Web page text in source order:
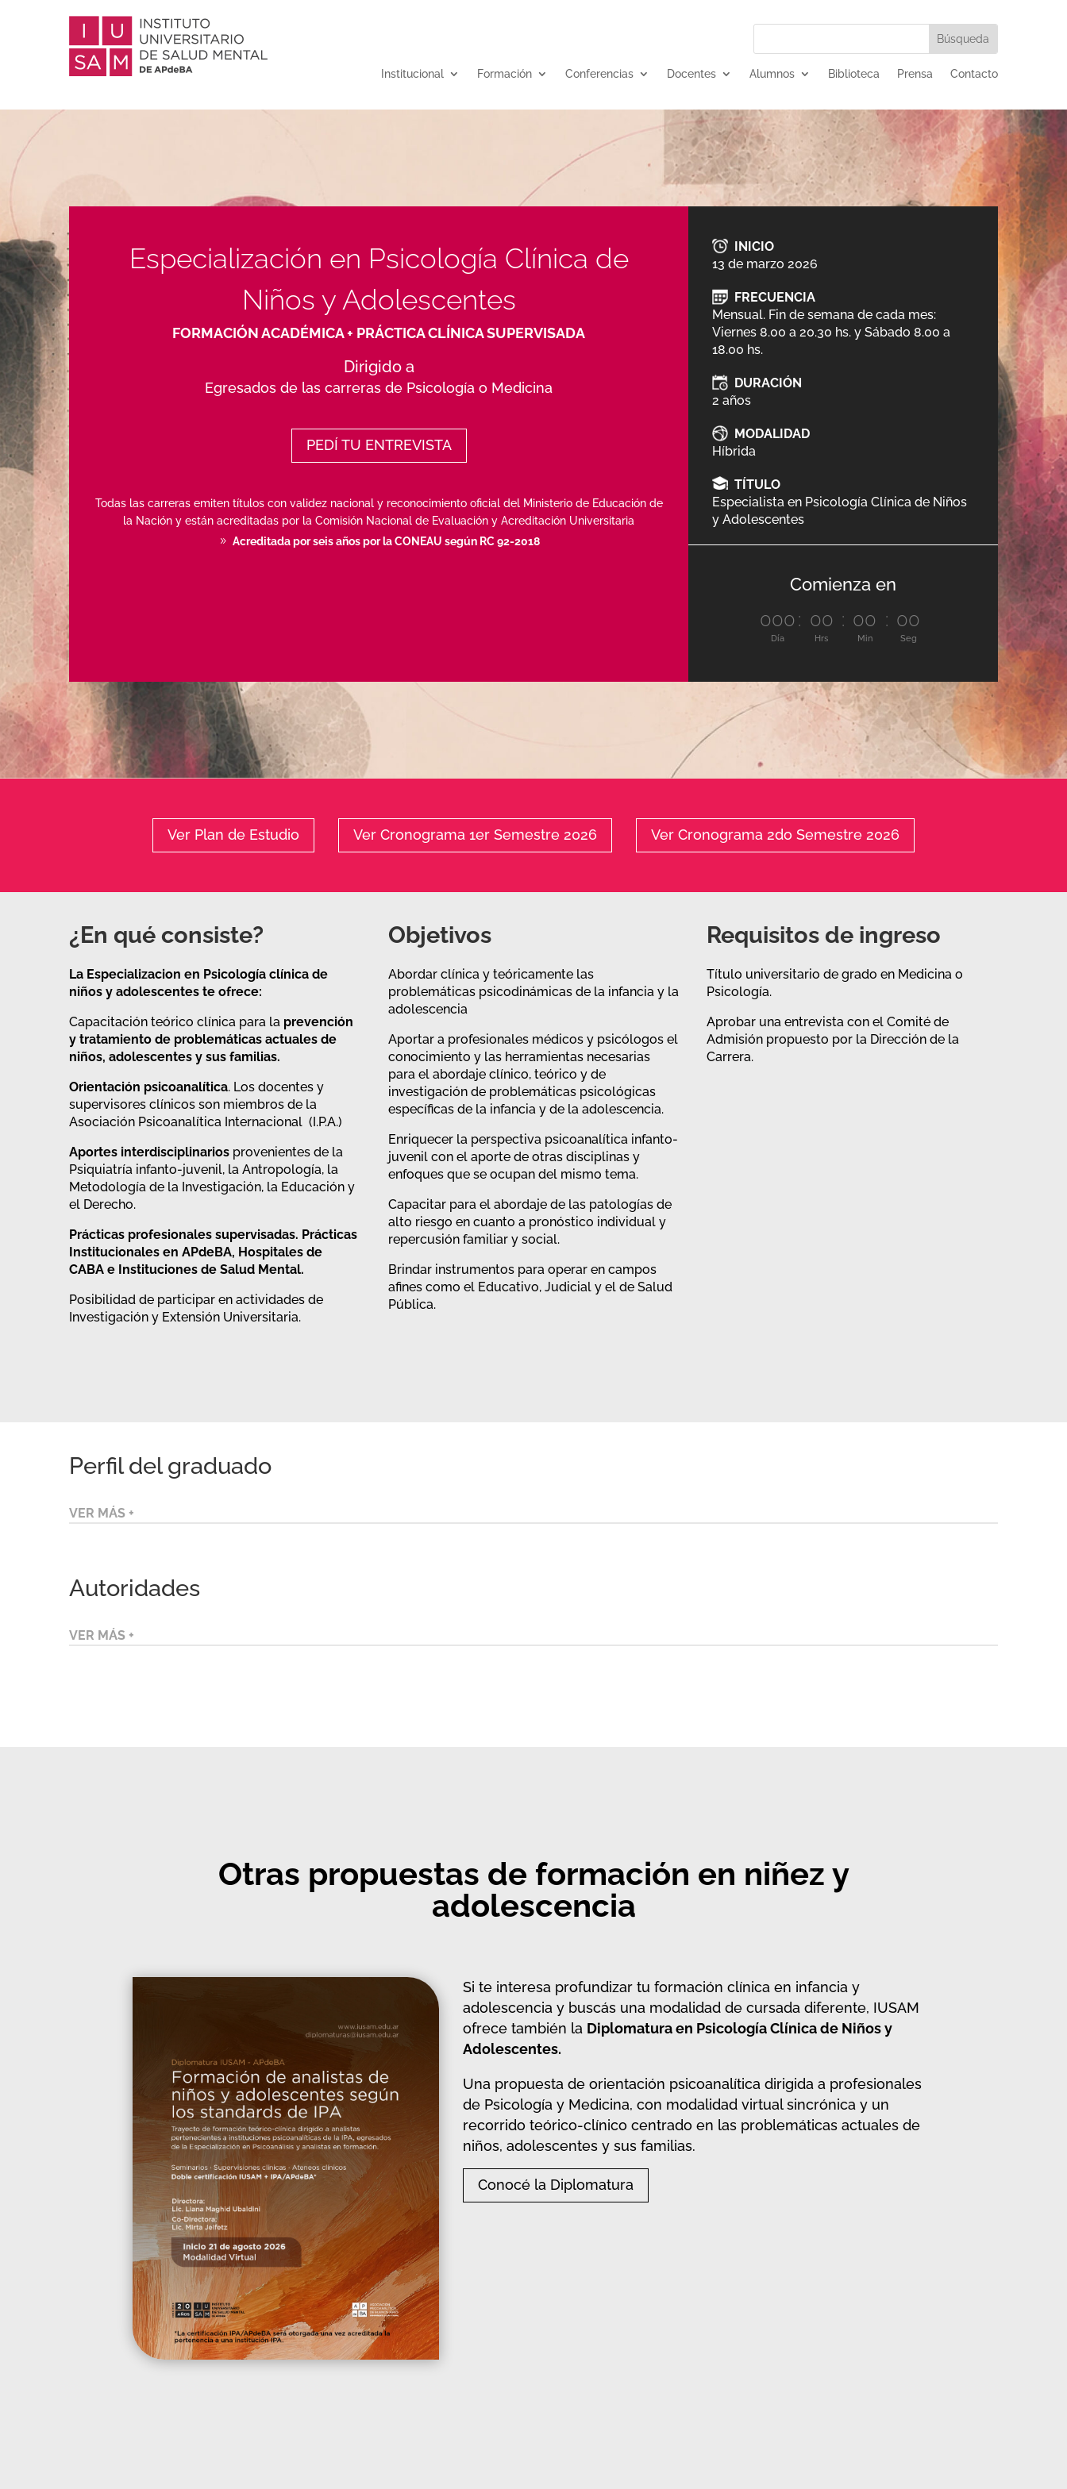
Institucional Formación Conferencias Docentes Alumnos Biblioteca Prensa Contacto
Especialización en Psicología Clínica de
Niños y Adolescentes
FORMACIÓN ACADÉMICA + PRÁCTICA CLÍNICA SUPERVISADA
Dirigido a
Egresados de las carreras de Psicología o Medicina
PEDÍ TU ENTREVISTA
Todas las carreras emiten títulos con validez nacional y reconocimiento oficial del Ministerio de Educación de
la Nación y están acreditadas por la Comisión Nacional de Evaluación y Acreditación Universitaria
Acreditada por seis años por la CONEAU según RC 92-2018
INICIO
13 de marzo 2026
FRECUENCIA
Mensual. Fin de semana de cada mes:
Viernes 8.00 a 20.30 hs. y Sábado 8.00 a
18.00 hs.
DURACIÓN
2 años
MODALIDAD
Híbrida
TÍTULO
Especialista en Psicología Clínica de Niños
y Adolescentes
Comienza en
000
Día
: 00
Hrs
: 00
Min
: 00
Seg
Ver Plan de Estudio Ver Cronograma 1er Semestre 2026 Ver Cronograma 2do Semestre 2026
¿En qué consiste?
La Especializacion en Psicología clínica de
niños y adolescentes te ofrece:
Capacitación teórico clínica para la prevención
y tratamiento de problemáticas actuales de
niños, adolescentes y sus familias.
Orientación psicoanalítica. Los docentes y
supervisores clínicos son miembros de la
Asociación Psicoanalítica Internacional (I.P.A.)
Aportes interdisciplinarios provenientes de la
Psiquiatría infanto-juvenil, la Antropología, la
Metodología de la Investigación, la Educación y
el Derecho.
Prácticas profesionales supervisadas. Prácticas
Institucionales en APdeBA, Hospitales de
CABA e Instituciones de Salud Mental.
Posibilidad de participar en actividades de
Investigación y Extensión Universitaria.
Objetivos
Abordar clínica y teóricamente las
problemáticas psicodinámicas de la infancia y la
adolescencia
Aportar a profesionales médicos y psicólogos el
conocimiento y las herramientas necesarias
para el abordaje clínico, teórico y de
investigación de problemáticas psicológicas
específicas de la infancia y de la adolescencia.
Enriquecer la perspectiva psicoanalítica infanto-
juvenil con el aporte de otras disciplinas y
enfoques que se ocupan del mismo tema.
Capacitar para el abordaje de las patologías de
alto riesgo en cuanto a pronóstico individual y
repercusión familiar y social.
Brindar instrumentos para operar en campos
afines como el Educativo, Judicial y el de Salud
Pública.
Requisitos de ingreso
Título universitario de grado en Medicina o
Psicología.
Aprobar una entrevista con el Comité de
Admisión propuesto por la Dirección de la
Carrera.
Perfil del graduado
VER MÁS +
Autoridades
VER MÁS +
Otras propuestas de formación en niñez y
adolescencia
Si te interesa profundizar tu formación clínica en infancia y
adolescencia y buscás una modalidad de cursada diferente, IUSAM
ofrece también la Diplomatura en Psicología Clínica de Niños y
Adolescentes.
Una propuesta de orientación psicoanalítica dirigida a profesionales
de Psicología y Medicina, con modalidad virtual sincrónica y un
recorrido teórico-clínico centrado en las problemáticas actuales de
niños, adolescentes y sus familias.
Conocé la Diplomatura